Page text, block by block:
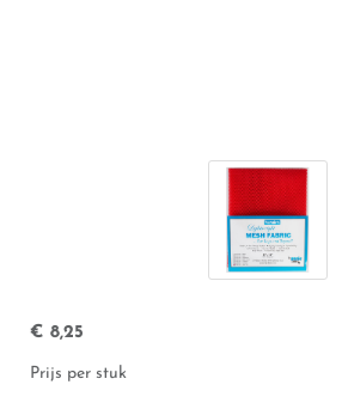
€ 8,25
Prijs per stuk